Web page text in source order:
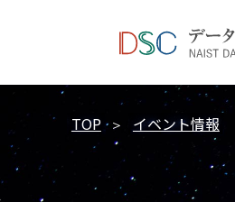
TOP ＞ イベント情報